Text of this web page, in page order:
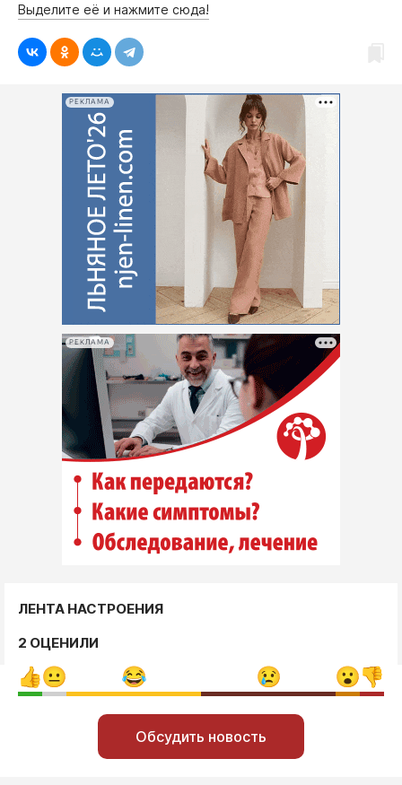
Выделите её и нажмите сюда!
РЕКЛАМА
РЕКЛАМА
ЛЕНТА НАСТРОЕНИЯ
2 ОЦЕНИЛИ
Обсудить новость